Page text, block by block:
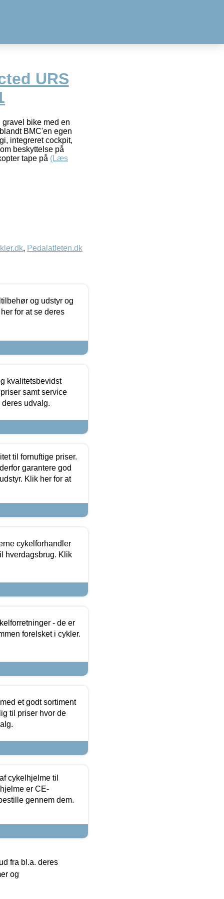
URS
bike med en
BMC'en egen
integreret cockpit,
beskyttelse på
tape på (Læs
, Pedalatleten.dk
og udstyr og
for at se deres
kvalitetsbevidst
samt service
udvalg.
til fornuftige priser.
garantere god
Klik her for at
cykelforhandler
hverdagsbrug. Klik
- de er
forelsket i cykler.
et godt sortiment
til priser hvor de
cykelhjelme til
er CE-
gennem dem.
fra bl.a. deres
og